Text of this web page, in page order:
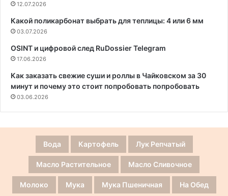
12.07.2026
Какой поликарбонат выбрать для теплицы: 4 или 6 мм
03.07.2026
OSINT и цифровой след RuDossier Telegram
17.06.2026
Как заказать свежие суши и роллы в Чайковском за 30
минут и почему это стоит попробовать попробовать
03.06.2026
Вода Картофель Лук Репчатый
Масло Растительное Масло Сливочное
Молоко Мука Мука Пшеничная На Обед